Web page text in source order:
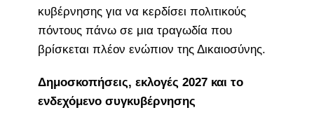
κυβέρνησης για να κερδίσει πολιτικούς
πόντους πάνω σε μια τραγωδία που
βρίσκεται πλέον ενώπιον της Δικαιοσύνης.
Δημοσκοπήσεις, εκλογές 2027 και το
ενδεχόμενο συγκυβέρνησης